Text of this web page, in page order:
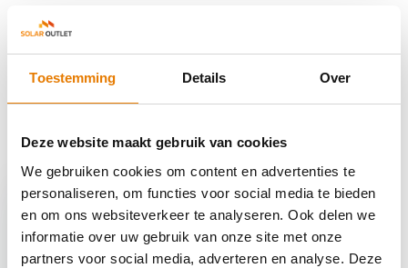
Toestemming Details Over
Deze website maakt gebruik van cookies
We gebruiken cookies om content en advertenties te
personaliseren, om functies voor social media te bieden
en om ons websiteverkeer te analyseren. Ook delen we
informatie over uw gebruik van onze site met onze
partners voor social media, adverteren en analyse. Deze
Reviews
Delen